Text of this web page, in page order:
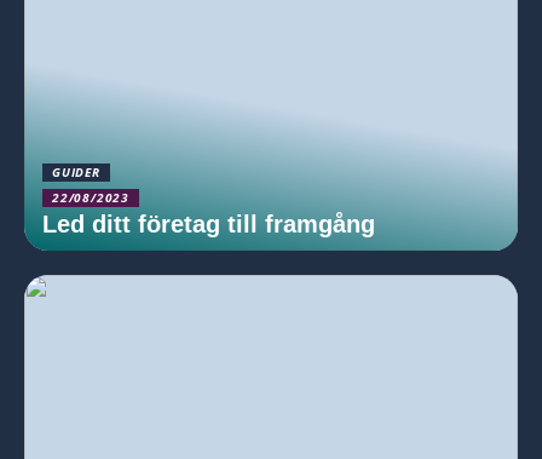
GUIDER
22/08/2023
Led ditt företag till framgång